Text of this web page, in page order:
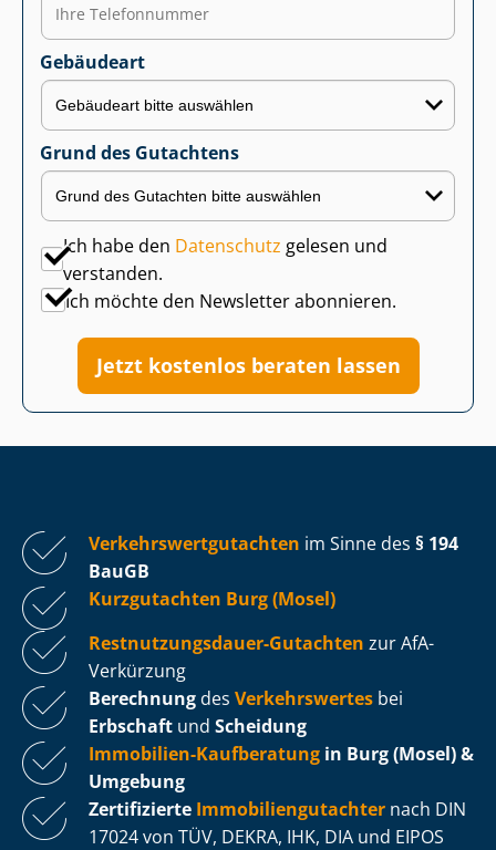
Gebäudeart
Grund des Gutachtens
Ich habe den Datenschutz gelesen und
verstanden.
Ich möchte den Newsletter abonnieren.
Jetzt kostenlos beraten lassen
Ver­kehrs­wert­gut­ach­ten im Sinne des § 194
BauGB
Kurzgutachten Burg (Mosel)
Rest­nut­zungs­dau­er-Gutachten zur AfA-
Verkürzung
Berechnung des Verkehrswertes bei
Erbschaft und Scheidung
Immobilien-Kaufberatung in Burg (Mosel) &
Umgebung
Zertifizierte Im­mo­bi­li­en­gut­ach­ter nach DIN
17024 von TÜV, DEKRA, IHK, DIA und EIPOS